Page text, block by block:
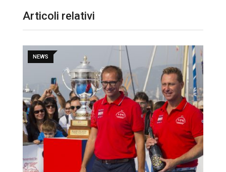
Articoli relativi
NEWS